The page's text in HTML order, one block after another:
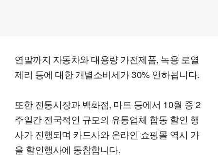
연말까지 자동차와 대용량 가전제품, 녹용 로열
제리 등에 대한 개별소비세가 30% 인하됩니다.
또한 전통시장과 백화점, 마트 등에서 10월 중 2
주일간 전국적인 규모의 유통업체 합동 할인 행
사가 진행되며 카드사와 온라인 쇼핑몰 역시 가
을 할인행사에 동참합니다.